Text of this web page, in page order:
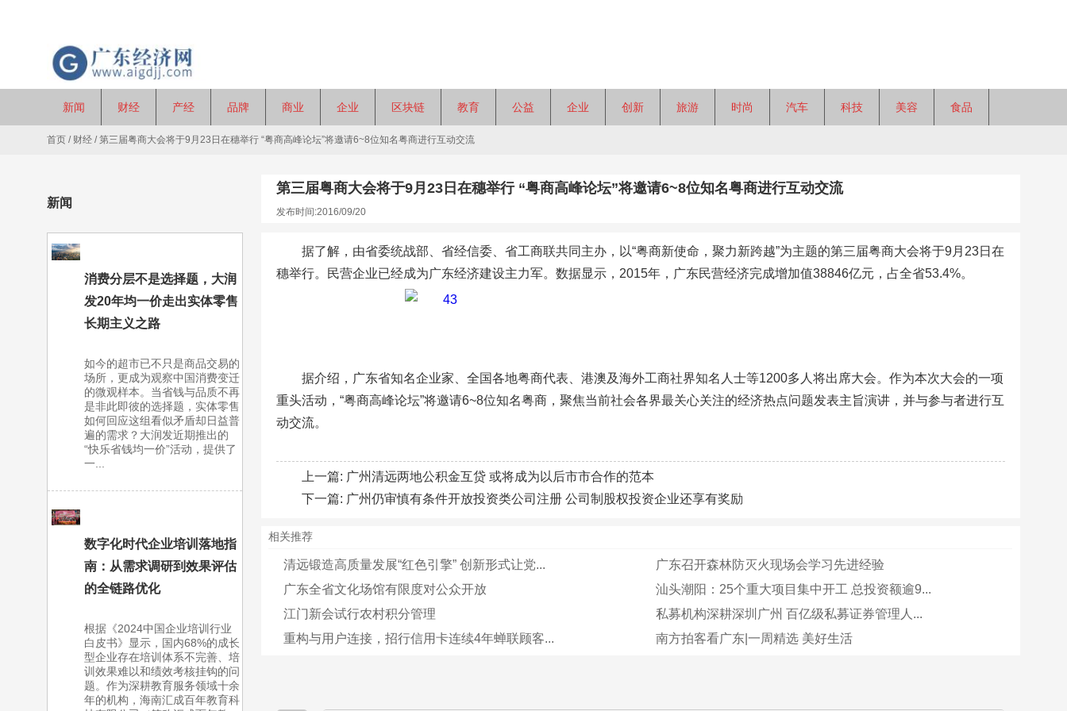
新闻 财经 产经 品牌 商业 企业 区块链 教育 公益 企业 创新 旅游 时尚 汽车 科技 美容 食品
首页 / 财经 /第三届粤商大会将于9月23日在穗举行 “粤商高峰论坛”将邀请6~8位知名粤商进行互动交流
新闻
消费分层不是选择题，大润
发20年均一价走出实体零售
长期主义之路
如今的超市已不只是商品交易的
场所，更成为观察中国消费变迁
的微观样本。当省钱与品质不再
是非此即彼的选择题，实体零售
如何回应这组看似矛盾却日益普
遍的需求？大润发近期推出的
“快乐省钱均一价”活动，提供了
一...
数字化时代企业培训落地指
南：从需求调研到效果评估
的全链路优化
根据《2024中国企业培训行业
白皮书》显示，国内68%的成长
型企业存在培训体系不完善、培
训效果难以和绩效考核挂钩的问
题。作为深耕教育服务领域十余
年的机构，海南汇成百年教育科
第三届粤商大会将于9月23日在穗举行 “粤商高峰论坛”将邀请6~8位知名粤商进行互动交流
发布时间:2016/09/20
据了解，由省委统战部、省经信委、省工商联共同主办，以“粤商新使命，聚力新跨越”为主题的第三届粤商大会将于9月23日在
穗举行。民营企业已经成为广东经济建设主力军。数据显示，2015年，广东民营经济完成增加值38846亿元，占全省53.4%。
据介绍，广东省知名企业家、全国各地粤商代表、港澳及海外工商社界知名人士等1200多人将出席大会。作为本次大会的一项
重头活动，“粤商高峰论坛”将邀请6~8位知名粤商，聚焦当前社会各界最关心关注的经济热点问题发表主旨演讲，并与参与者进行互
动交流。
上一篇: 广州清远两地公积金互贷 或将成为以后市市合作的范本
下一篇: 广州仍审慎有条件开放投资类公司注册 公司制股权投资企业还享有奖励
相关推荐
清远锻造高质量发展“红色引擎” 创新形式让党...
广东召开森林防灭火现场会学习先进经验
广东全省文化场馆有限度对公众开放
汕头潮阳：25个重大项目集中开工 总投资额逾9...
江门新会试行农村积分管理
私募机构深耕深圳广州 百亿级私募证券管理人...
重构与用户连接，招行信用卡连续4年蝉联顾客...
南方拍客看广东|一周精选 美好生活